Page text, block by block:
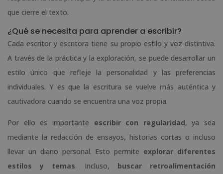
que cierre el texto.
¿Qué se necesita para aprender a escribir?
Cada escritor y escritora tiene su propio estilo y voz distintiva.
A través de la práctica y la exploración, se puede desarrollar un
estilo único que refleje la personalidad y las preferencias
individuales. Y es que la escritura se vuelve más auténtica y
cautivadora cuando se encuentra una voz propia.
Por ello es importante escribir con regularidad, ya sea
mediante la redacción de ensayos, historias cortas o incluso
llevar un diario personal. Esto permite explorar diferentes
estilos y temas. Incluso, buscar retroalimentación